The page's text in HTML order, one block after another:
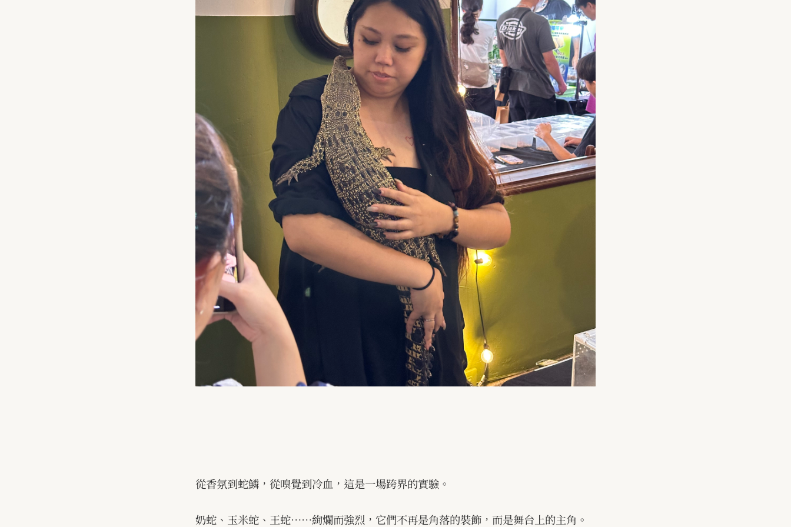
從香氛到蛇鱗，從嗅覺到冷血，這是一場跨界的實驗。
奶蛇、玉米蛇、王蛇……絢爛而強烈，它們不再是角落的裝飾，而是舞台上的主角。